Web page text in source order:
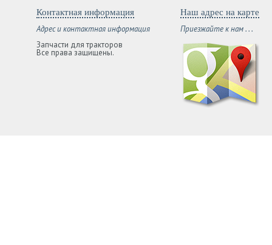
Контактная информация
Адрес и контактная информация
Запчасти для тракторов
Все права защищены.
Наш адрес на карте
Приезжайте к нам . . .